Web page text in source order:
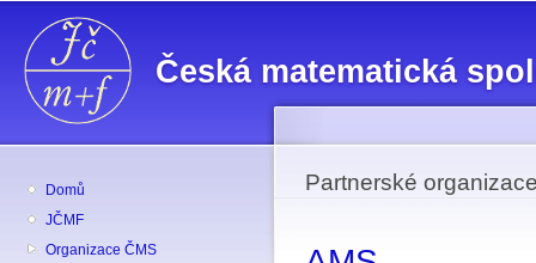
Česká matematická
Domů
JČMF
Organizace ČMS
Partnerské